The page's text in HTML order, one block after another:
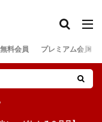
無料会員 プレミアム会員